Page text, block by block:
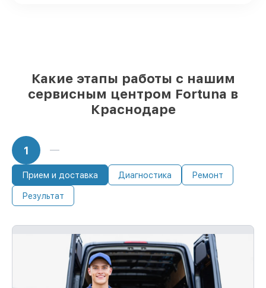
Какие этапы работы с нашим
сервисным центром Fortuna в
Краснодаре
1
Прием и доставка Диагностика Ремонт
Результат